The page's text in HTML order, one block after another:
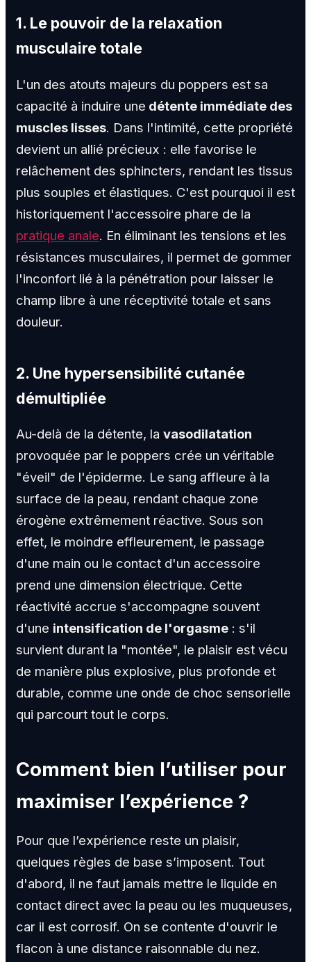
1. Le pouvoir de la relaxation
musculaire totale
L'un des atouts majeurs du poppers est sa
capacité à induire une détente immédiate des
muscles lisses. Dans l'intimité, cette propriété
devient un allié précieux : elle favorise le
relâchement des sphincters, rendant les tissus
plus souples et élastiques. C'est pourquoi il est
historiquement l'accessoire phare de la
pratique anale. En éliminant les tensions et les
résistances musculaires, il permet de gommer
l'inconfort lié à la pénétration pour laisser le
champ libre à une réceptivité totale et sans
douleur.
2. Une hypersensibilité cutanée
démultipliée
Au-delà de la détente, la vasodilatation
provoquée par le poppers crée un véritable
"éveil" de l'épiderme. Le sang affleure à la
surface de la peau, rendant chaque zone
érogène extrêmement réactive. Sous son
effet, le moindre effleurement, le passage
d'une main ou le contact d'un accessoire
prend une dimension électrique. Cette
réactivité accrue s'accompagne souvent
d'une intensification de l'orgasme : s'il
survient durant la "montée", le plaisir est vécu
de manière plus explosive, plus profonde et
durable, comme une onde de choc sensorielle
qui parcourt tout le corps.
Comment bien l’utiliser pour
maximiser l’expérience ?
Pour que l’expérience reste un plaisir,
quelques règles de base s’imposent. Tout
d'abord, il ne faut jamais mettre le liquide en
contact direct avec la peau ou les muqueuses,
car il est corrosif. On se contente d'ouvrir le
flacon à une distance raisonnable du nez.